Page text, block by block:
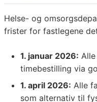
Helse- og
frister for fastlegene
1. januar 2026:
timebestilling via
1. april 2026: Alle
som alternativ til